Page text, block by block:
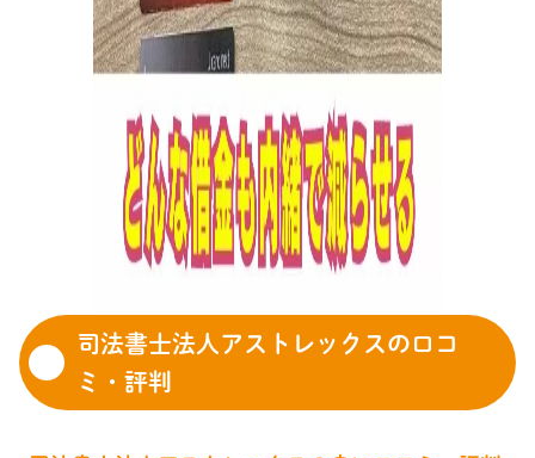
司法書士法人アストレックスの口コ
ミ・評判